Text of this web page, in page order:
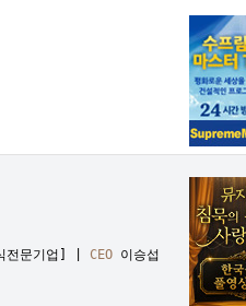
전문기업] | CEO 이승섭